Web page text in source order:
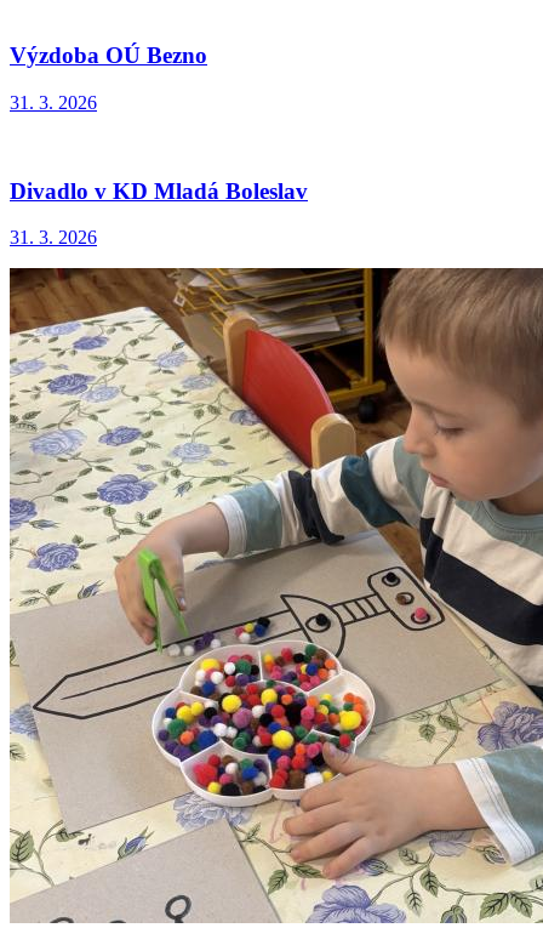
Výzdoba OÚ Bezno
31. 3. 2026
Divadlo v KD Mladá Boleslav
31. 3. 2026